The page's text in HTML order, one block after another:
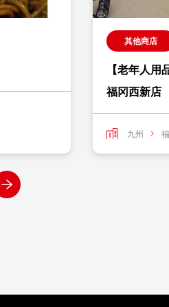
其他商店
【老年人
福冈西新店
九州